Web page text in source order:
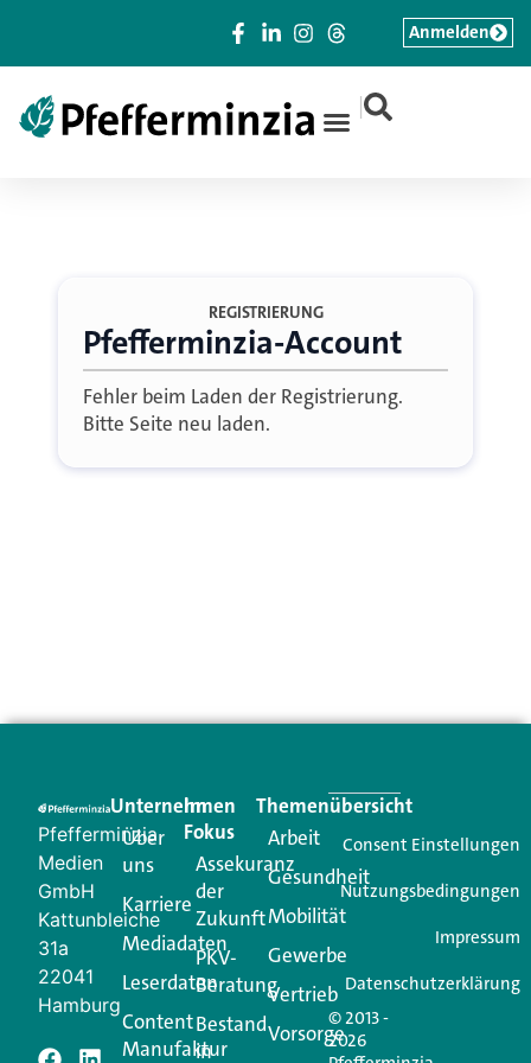
|
Anmelden
REGISTRIERUNG
Pfefferminzia-Account
Fehler beim Laden der Registrierung.
Bitte Seite neu laden.
Pfefferminzia
Medien
GmbH
Kattunbleiche
31a
22041
Hamburg
Unternehmen
Über
uns
Karriere
Mediadaten
Leserdaten
Content
Manufaktur
Im
Fokus
Assekuranz
der
Zukunft
PKV-
Beratung
Bestand
in
Themenübersicht
Arbeit
Gesundheit
Mobilität
Gewerbe
Vertrieb
Vorsorge
© 2013 -
2026
Consent Einstellungen
Nutzungsbedingungen
Impressum
Datenschutzerklärung